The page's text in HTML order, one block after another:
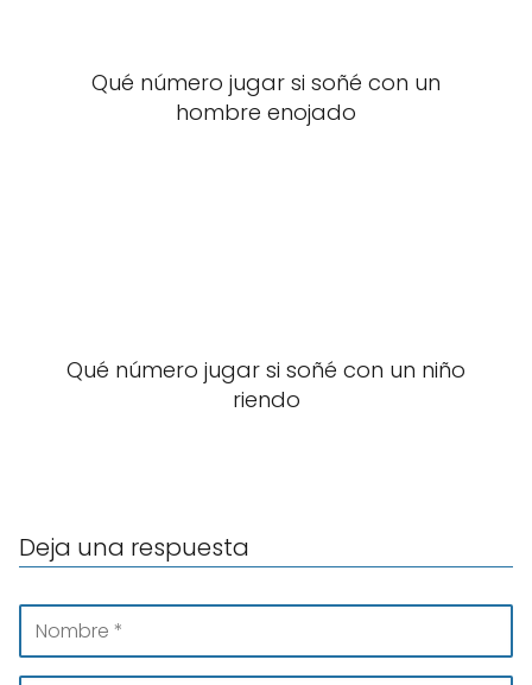
Qué número jugar si soñé con un
hombre enojado
Qué número jugar si soñé con un niño
riendo
Deja una respuesta